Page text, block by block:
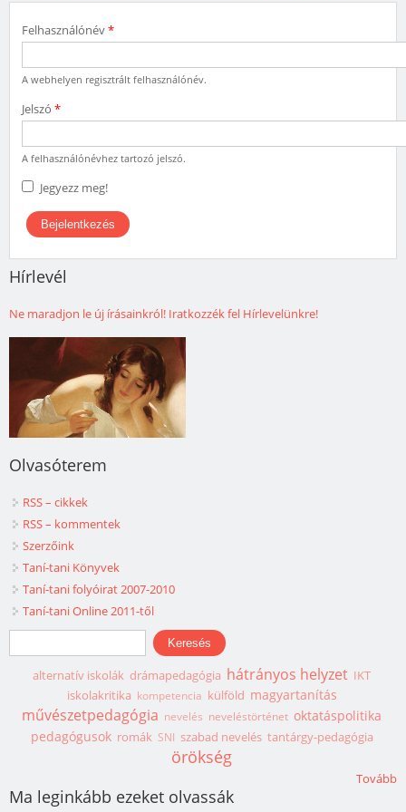
Felhasználónév*
A webhelyen regisztrált felhasználónév.
Jelszó *
A felhasználónévhez tartozó jelszó.
Jegyezz meg!
Hírlevél
Ne maradjon le új írásainkról! Iratkozzék fel Hírlevelünkre!
Olvasóterem
RSS – cikkek
RSS – kommentek
Szerzőink
Taní-tani Könyvek
Taní-tani folyóirat 2007-2010
Taní-tani Online 2011-től
Keresés űrlap
Keresés
alternatív iskolák drámapedagógia hátrányos helyzet IKT
iskolakritika kompetencia külföld magyartanítás
művészetpedagógia nevelés neveléstörténet oktatáspolitika
pedagógusok romák SNI szabad nevelés tantárgy-pedagógia
örökség
Tovább
Ma leginkább ezeket olvassák